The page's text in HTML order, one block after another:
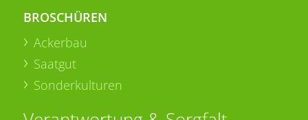
BROSCHÜREN
Ackerbau
Saatgut
Sonderkulturen